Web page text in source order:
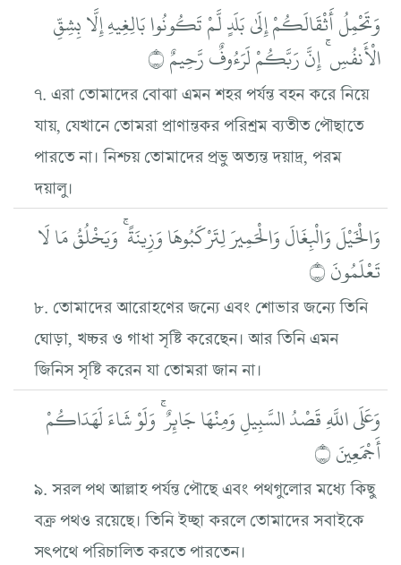
وَتَحْمِلُ أَثْقَالَكُمْ إِلَىٰ بَلَدٍ لَّمْ تَكُونُوا بَالِغِيهِ إِلَّا بِشِقِّ
الْأَنفُسِ ۚ إِنَّ رَبَّكُمْ لَرَءُوفٌ رَّحِيمٌ ۝
৭. এরা তোমাদের বোঝা এমন শহর পর্যন্ত বহন করে নিয়ে
যায়, যেখানে তোমরা প্রাণান্তকর পরিশ্রম ব্যতীত পৌছাতে
পারতে না। নিশ্চয় তোমাদের প্রভু অত্যন্ত দয়াদ্র, পরম
দয়ালু।
وَالْخَيْلَ وَالْبِغَالَ وَالْحَمِيرَ لِتَرْكَبُوهَا وَزِينَةً ۚ وَيَخْلُقُ مَا لَا
تَعْلَمُونَ ۝
৮. তোমাদের আরোহণের জন্যে এবং শোভার জন্যে তিনি
ঘোড়া, খচ্চর ও গাধা সৃষ্টি করেছেন। আর তিনি এমন
জিনিস সৃষ্টি করেন যা তোমরা জান না।
وَعَلَى اللَّهِ قَصْدُ السَّبِيلِ وَمِنْهَا جَائِرٌ ۚ وَلَوْ شَاءَ لَهَدَاكُمْ
أَجْمَعِينَ ۝
৯. সরল পথ আল্লাহ পর্যন্ত পৌছে এবং পথগুলোর মধ্যে কিছু
বক্র পথও রয়েছে। তিনি ইচ্ছা করলে তোমাদের সবাইকে
সৎপথে পরিচালিত করতে পারতেন।